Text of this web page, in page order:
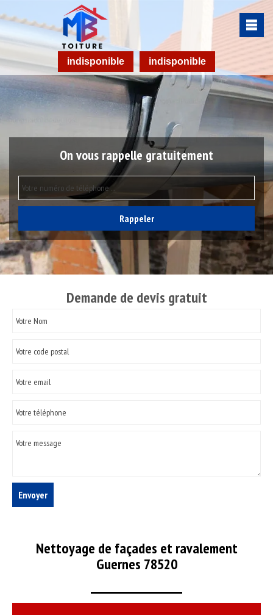
indisponible indisponible
On vous rappelle gratuitement
Demande de devis gratuit
Nettoyage de façades et ravalement
Guernes 78520